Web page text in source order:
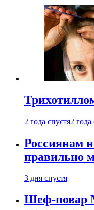
2 года спустя2 года
Россиянам
правильно
3 дня спустя
Шеф-повар